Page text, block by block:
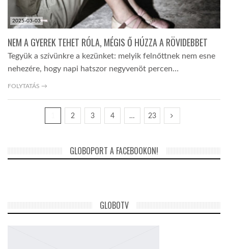
2025-03-03
NEM A GYEREK TEHET RÓLA, MÉGIS Ő HÚZZA A RÖVIDEBBET
Tegyük a szívünkre a kezünket: melyik felnőttnek nem esne
nehezére, hogy napi hatszor negyvenöt percen…
FOLYTATÁS →
2 3 4 … 23
GLOBOPORT A FACEBOOKON!
GLOBOTV